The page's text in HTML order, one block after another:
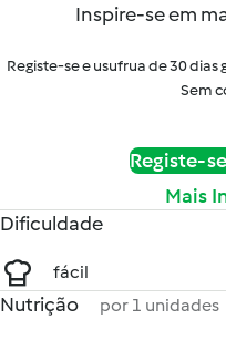
Inspire-se em
Registe-se e usufrua de 30
Sem
Registe-
Mais
Dificuldade
fácil
Nutrição por 1 unidades